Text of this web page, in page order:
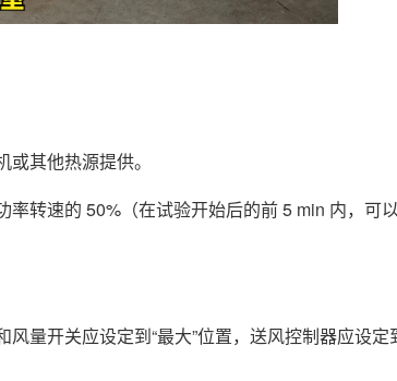
其他热源提供。
转速的 50%（在试验开始后的前 5 min 内，可
量开关应设定到“最大”位置，送风控制器应设